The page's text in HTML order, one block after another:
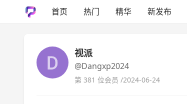
首页 热门 精华 新发布
视派
@Dangxp2024
第 381 位会员 /2024-06-24